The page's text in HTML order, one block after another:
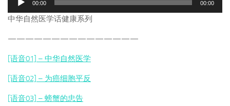
播
00:00 00:00
中华自然医学话健康系列
———————————————
[语音01] – 中华自然医学
[语音02] – 为癌细胞平反
[语音03] – 螃蟹的忠告